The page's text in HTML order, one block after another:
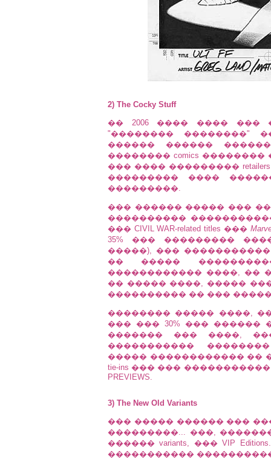
2) The Cocky Stuff
�� 2006 ���� ����
"�������� ��������"
������ ������
�������� comics
��� ���� ���������
��������� ����
���������.
��� ������ ����� ���
����������
��� CIVIL WAR-related titles ���
35% ��� ���������
�����), ���
�� �����
������������ ����, ��
�� ����� ����, �����
���������� �� ���
�������� ����� ����,
��� ��� 30% ��� ������ ���
������� ��� ����,
�����������
����� ������������ ��
tie-ins ��� ���
PREVIEWS.
3) The New Old Variants
��� ����� ������ ���
���������... ���,
������ variants, ��� VIP
����������� ������������